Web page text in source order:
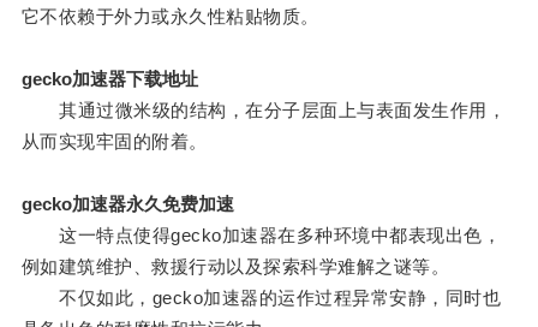
它不依赖于外力或永久性粘贴物质。
gecko加速器下载地址
其通过微米级的结构，在分子层面上与表面发生作用，
从而实现牢固的附着。
gecko加速器永久免费加速
这一特点使得gecko加速器在多种环境中都表现出色，
例如建筑维护、救援行动以及探索科学难解之谜等。
不仅如此，gecko加速器的运作过程异常安静，同时也